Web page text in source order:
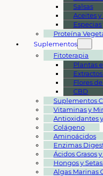
Salsas
Aceites
Proteína
Suplementos
Fitoterapia
Plantas
Flores
CBD
Suplementos
Vitaminas y
Antioxidantes
Colágeno
Aminoácidos
Enzimas
Ácidos Grasos
Hongos y
Algas Marinas